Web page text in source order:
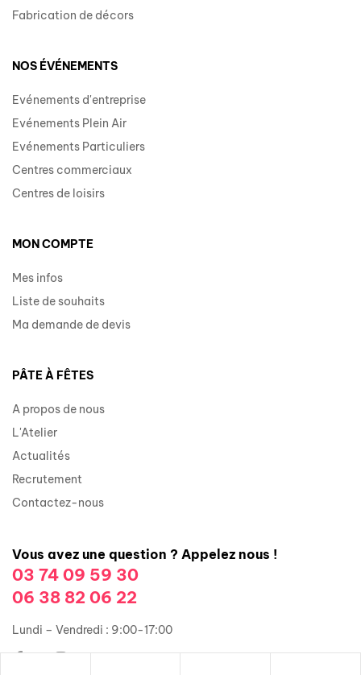
Fabrication de décors
NOS ÉVÉNEMENTS
Evénements d'entreprise
Evénements Plein Air
Evénements Particuliers
Centres commerciaux
Centres de loisirs
MON COMPTE
Mes infos
Liste de souhaits
Ma demande de devis
PÂTE À FÊTES
A propos de nous
L'Atelier
Actualités
Recrutement
Contactez-nous
Vous avez une question ? Appelez nous !
03 74 09 59 30
06 38 82 06 22
Lundi – Vendredi : 9:00-17:00